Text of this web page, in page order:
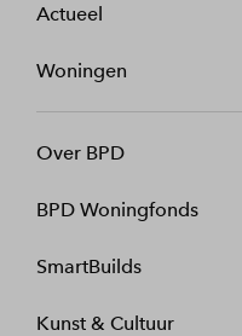
Actueel
Woningen
Over BPD
BPD Woningfonds
SmartBuilds
Kunst & Cultuur